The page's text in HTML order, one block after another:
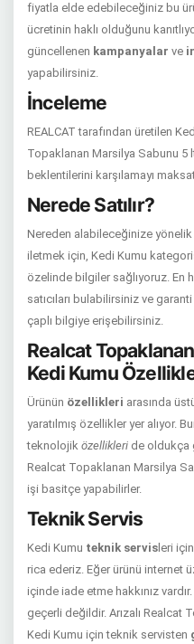
fiyatla elde edebileceğiniz bu
ücretinin haklı olduğunu
güncellenen kampanyalar ve
yapabilirsiniz.
İnceleme
REALCAT tarafından üretilen
Topaklanan Marsilya Sabunu 5
beklentilerini karşılamayı
Nerede Satılır?
Nereden alabileceğinize yönelik
iletmek için, Kedi Kumu
özelinde bilgiler sağlıyoruz. En
satıcıları bulabilirsiniz ve
çaplı bilgiye erişebilirsiniz.
Realcat
Kedi Kumu
Ürünün özellikleri arasında
yaratılmış özellikler yer alıyor.
teknolojik özellikleri de oldukça
Realcat Topaklanan Marsilya
işi basitçe yapabilirler.
Teknik Servis
Kedi Kumu teknik servis leri
rica ederiz. Eğer ürünü internet
içinde iade etme hakkınız
geçerli değildir. Arızalı Realcat
Kedi Kumu için teknik servisten